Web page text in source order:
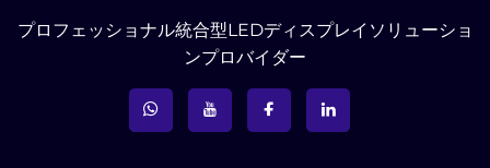
プロフェッショナル統合型LEDディスプレイソリューショ
ンプロバイダー